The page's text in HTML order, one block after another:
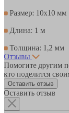
Размер: 10х10 мм
Длина: 1 м
Толщина: 1,2 мм
Отзывы
Помогите другим
кто поделится
Оставить отзыв
Оставить отзыв